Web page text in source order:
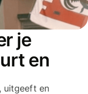
je
en
uitgeeft en